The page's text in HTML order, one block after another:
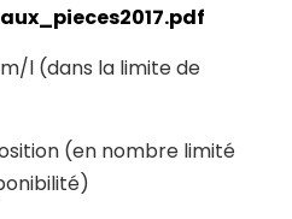
l (dans la limite de
(en nombre limité